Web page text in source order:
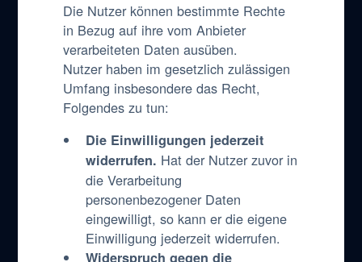
Die Nutzer können bestimmte Rechte
in Bezug auf ihre vom Anbieter
verarbeiteten Daten ausüben.
Nutzer haben im gesetzlich zulässigen
Umfang insbesondere das Recht,
Folgendes zu tun:
Die Einwilligungen jederzeit
widerrufen. Hat der Nutzer zuvor in
die Verarbeitung
personenbezogener Daten
eingewilligt, so kann er die eigene
Einwilligung jederzeit widerrufen.
Widerspruch gegen die